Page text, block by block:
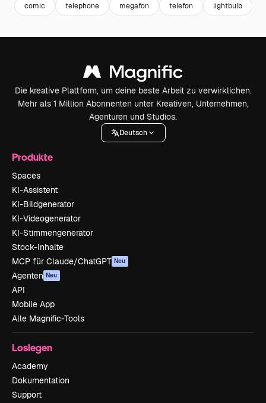
comic telephone megafon telefon lightbulb
Die kreative Plattform, um deine beste Arbeit zu verwirklichen.
Mehr als 1 Million Abonnenten unter Kreativen, Unternehmen,
Agenturen und Studios.
Deutsch
Produkte
Spaces
KI-Assistent
KI-Bildgenerator
KI-Videogenerator
KI-Stimmengenerator
Stock-Inhalte
MCP für Claude/ChatGPT Neu
Agenten Neu
API
Mobile App
Alle Magnific-Tools
Loslegen
Academy
Dokumentation
Support